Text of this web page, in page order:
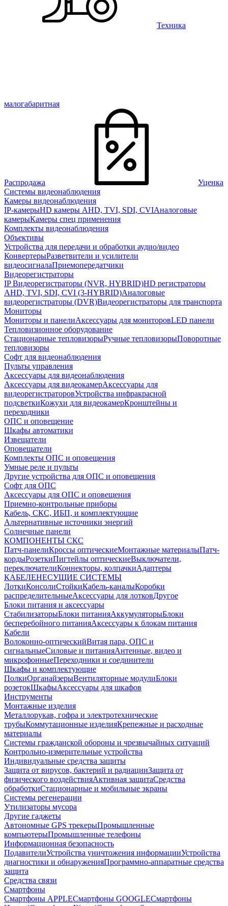
Техника
малогабаритная
Распродажа
Уценка
Системы видеонаблюдения
Камеры видеонаблюдения
IP-камерыHD камеры AHD, TVI, SDI, CVIАналоговые
камерыКамеры спец применения
Комплекты видеонаблюдения
Объективы
Устройства для передачи и обработки аудио/видео
КонвертерыРазветвители и усилители
видеосигналаПриемопередатчики
Видеорегистраторы
IP Видеорегистраторы (NVR, HYBRID)HD регистраторы
AHD, TVI, SDI, CVI (3-HYBRID)Аналоговые
видеорегистраторы (DVR)Видеорегистраторы для транспорта
Мониторы
Мониторы и панелиАксессуары для мониторовLED панели
Тепловизионное оборудование
Стационарные тепловизорыРучные тепловизорыПоворотные
тепловизоры
Софт для видеонаблюдения
Пульты управления
Аксессуары для видеонаблюдения
Аксессуары для видеокамерАксессуары для
видеорегистраторовУстройства инфракрасной
подсветкиКожухи для видеокамерКронштейны и
переходники
ОПС и оповещение
Шкафы автоматики
Извещатели
Оповещатели
Комплекты ОПС и оповещения
Умные реле и пульты
Другие устройства для ОПС и оповещения
Софт для ОПС
Аксессуары для ОПС и оповещения
Приемно-контрольные приборы
Кабель, СКС, ИБП, и комплектующие
Альтернативные источники энергий
Солнечные панели
КОМПОНЕНТЫ СКС
Патч-панелиКроссы оптическиеМонтажные материалыПатч-
кордыРозеткиПигтейлы оптическиеВыключатели,
переключателиКоннекторы, колпачкиАдаптеры
КАБЕЛЕНЕСУЩИЕ СИСТЕМЫ
ЛоткиКонсолиСтойкиКабель-каналыКоробки
распределительныеАксессуары для лотковДругое
Блоки питания и аксессуары
СтабилизаторыБлоки питанияАккумуляторыБлоки
бесперебойного питанияАксессуары к блокам питания
Кабели
Волоконно-оптическийВитая пара, ОПС и
сигнальныеСиловые и питанияАнтенные, видео и
микрофонныеПереходники и соединители
Шкафы и комплектующие
ПолкиОрганайзерыВентиляторные модулиБлоки
розетокШкафыАксессуары для шкафов
Инструменты
Монтажные изделия
Металлорукав, гофра и электротехнические
трубыКоммутационные изделияКрепежные и расходные
материалы
Системы гражданской обороны и чрезвычайных ситуаций
Контрольно-измерительные устройства
Индивидуальные средства защиты
Защита от вирусов, бактерий и радиацииЗащита от
физического воздействияАктивная защитаСредства
обработкиСтационарные и мобильные экраны
Системы регенерации
Утилизаторы мусора
Другие гаджеты
Автономные GPS трекерыПромышленные
компьютерыПромышленные телефоны
Информационная безопасность
ПодавителиУстройства уничтожения информацииУстройства
диагностики и обнаруженияПрограммно-аппаратные средства
защита
Средства связи
Смартфоны
Смартфоны APPLEСмартфоны GOOGLEСмартфоны